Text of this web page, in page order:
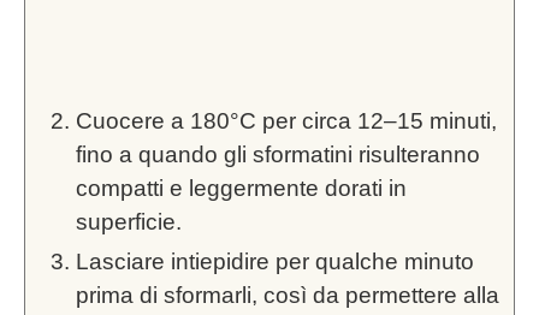
Cuocere a 180°C per circa 12–15 minuti,
fino a quando gli sformatini risulteranno
compatti e leggermente dorati in
superficie.
Lasciare intiepidire per qualche minuto
prima di sformarli, così da permettere alla